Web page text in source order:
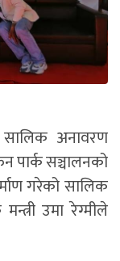
अनावरण
सञ्चालनको
गरेको सालिक
उमा रेग्मीले